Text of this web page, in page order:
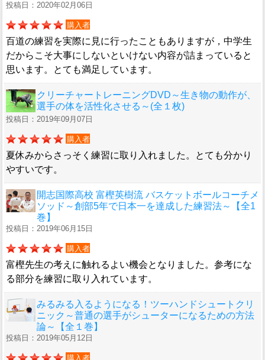
投稿日：2020年02月06日
購入者
百道の練習を実際に見に行ったこともありますが，中学生
だからこそ大事にしないといけない内容が詰まっていると
思います。とても満足しています。
クリーチャートレーニングDVD～生き物の動作が、
選手の体を活性化させる～(全１枚)
投稿日：2019年09月07日
購入者
夏休みからさっそく練習に取り入れました。とても分かり
やすいです。
開志国際高校 富樫英樹流 バスケットボールコーチメ
ソッド～創部5年で日本一を達成した練習法～【全1
巻】
投稿日：2019年06月15日
購入者
富樫先生の考えに触れるよい機会となりました。参考にな
る部分を練習に取り入れています。
みるみる入るようになる！ツーハンドシュートクリ
ニック～普通の選手がシューターになるための方法
論～【全１巻】
投稿日：2019年05月12日
購入者